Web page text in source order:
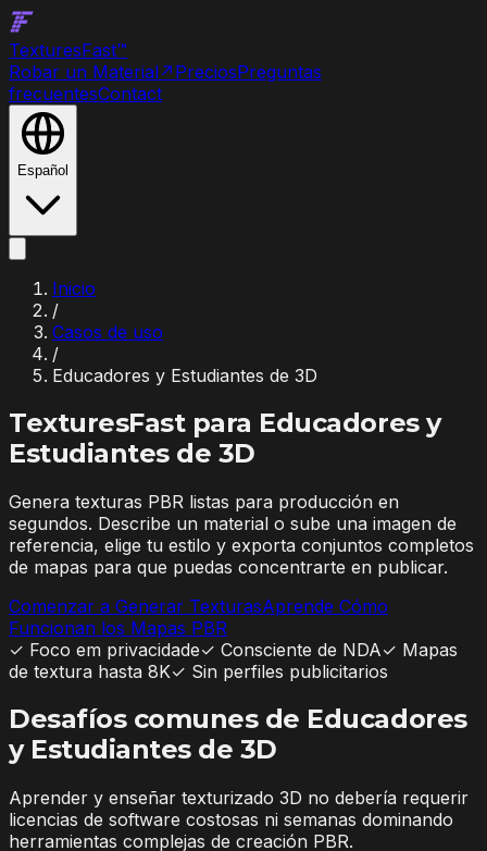
TexturesFast™
Robar un Material↗ PreciosPreguntas
frecuentesContact
Español
Inicio
/
Casos de uso
/
Educadores y Estudiantes de 3D
TexturesFast para Educadores y
Estudiantes de 3D
Genera texturas PBR listas para producción en
segundos. Describe un material o sube una imagen de
referencia, elige tu estilo y exporta conjuntos completos
de mapas para que puedas concentrarte en publicar.
Comenzar a Generar TexturasAprende Cómo
Funcionan los Mapas PBR
✓ Foco em privacidade✓ Consciente de NDA✓ Mapas
de textura hasta 8K✓ Sin perfiles publicitarios
Desafíos comunes de Educadores
y Estudiantes de 3D
Aprender y enseñar texturizado 3D no debería requerir
licencias de software costosas ni semanas dominando
herramientas complejas de creación PBR.